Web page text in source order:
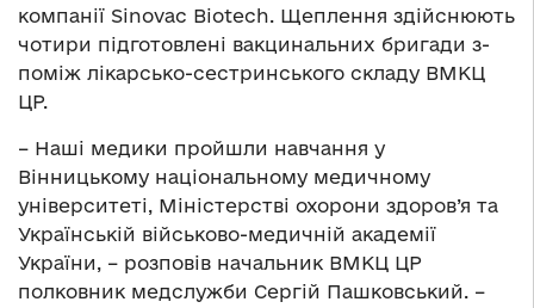
компанії Sinovac Biotech. Щеплення здійснюють
чотири підготовлені вакцинальних бригади з-
поміж лікарсько-сестринського складу ВМКЦ
ЦР.
– Наші медики пройшли навчання у
Вінницькому національному медичному
університеті, Міністерстві охорони здоров’я та
Українській військово-медичній академії
України, – розповів начальник ВМКЦ ЦР
полковник медслужби Сергій Пашковський. –